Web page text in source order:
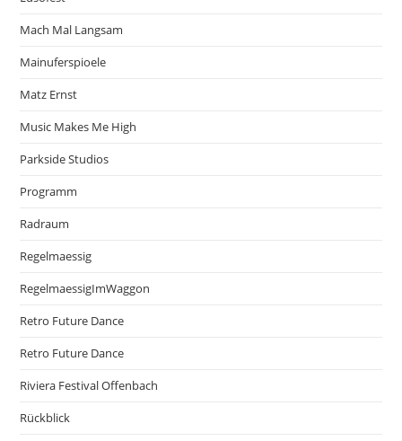
Mach Mal Langsam
Mainuferspioele
Matz Ernst
Music Makes Me High
Parkside Studios
Programm
Radraum
Regelmaessig
RegelmaessigImWaggon
Retro Future Dance
Retro Future Dance
Riviera Festival Offenbach
Rückblick